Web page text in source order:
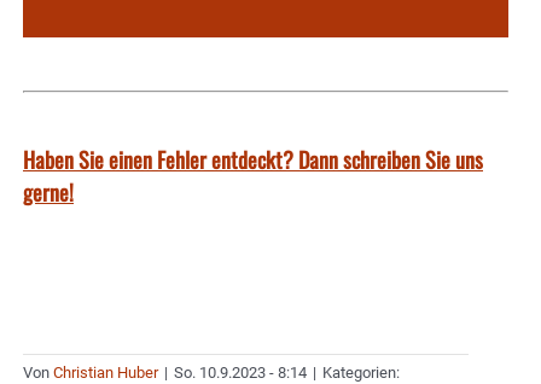
Haben Sie einen Fehler entdeckt? Dann schreiben Sie uns
gerne!
Von Christian Huber | So. 10.9.2023 - 8:14 | Kategorien: